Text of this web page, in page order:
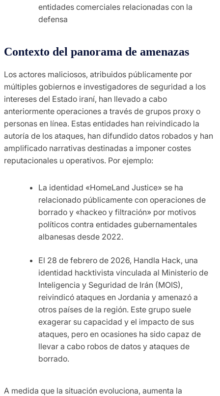
entidades comerciales relacionadas con la
defensa
Contexto del panorama de amenazas
Los actores maliciosos, atribuidos públicamente por
múltiples gobiernos e investigadores de seguridad a los
intereses del Estado iraní, han llevado a cabo
anteriormente operaciones a través de grupos proxy o
personas en línea. Estas entidades han reivindicado la
autoría de los ataques, han difundido datos robados y han
amplificado narrativas destinadas a imponer costes
reputacionales u operativos. Por ejemplo:
La identidad «HomeLand Justice» se ha
relacionado públicamente con operaciones de
borrado y «hackeo y filtración» por motivos
políticos contra entidades gubernamentales
albanesas desde 2022.
El 28 de febrero de 2026, Handla Hack, una
identidad hacktivista vinculada al Ministerio de
Inteligencia y Seguridad de Irán (MOIS),
reivindicó ataques en Jordania y amenazó a
otros países de la región. Este grupo suele
exagerar su capacidad y el impacto de sus
ataques, pero en ocasiones ha sido capaz de
llevar a cabo robos de datos y ataques de
borrado.
A medida que la situación evoluciona, aumenta la